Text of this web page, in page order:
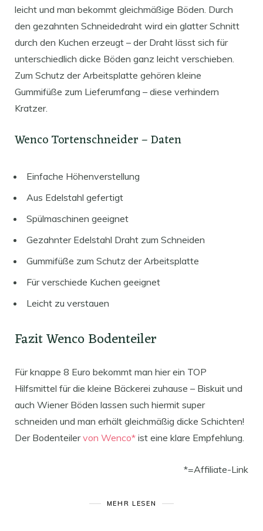
leicht und man bekommt gleichmäßige Böden. Durch
den gezahnten Schneidedraht wird ein glatter Schnitt
durch den Kuchen erzeugt – der Draht lässt sich für
unterschiedlich dicke Böden ganz leicht verschieben.
Zum Schutz der Arbeitsplatte gehören kleine
Gummifüße zum Lieferumfang – diese verhindern
Kratzer.
Wenco Tortenschneider – Daten
Einfache Höhenverstellung
Aus Edelstahl gefertigt
Spülmaschinen geeignet
Gezahnter Edelstahl Draht zum Schneiden
Gummifüße zum Schutz der Arbeitsplatte
Für verschiede Kuchen geeignet
Leicht zu verstauen
Fazit Wenco Bodenteiler
Für knappe 8 Euro bekommt man hier ein TOP
Hilfsmittel für die kleine Bäckerei zuhause – Biskuit und
auch Wiener Böden lassen such hiermit super
schneiden und man erhält gleichmäßig dicke Schichten!
Der Bodenteilervon Wenco* ist eine klare Empfehlung.
*=Affiliate-Link
MEHR LESEN